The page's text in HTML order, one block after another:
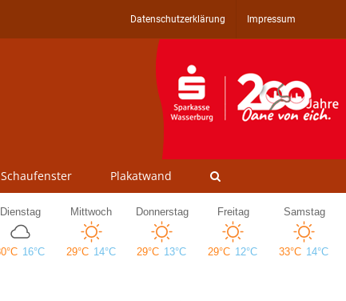
Datenschutzerklärung Impressum
Schaufenster Plakatwand